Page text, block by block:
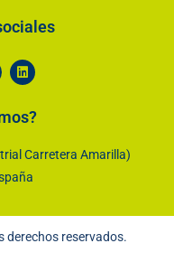
Carretera Amarilla)
derechos reservados.